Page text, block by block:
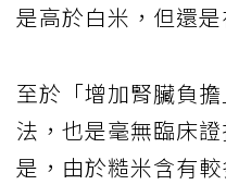
是高於白米，但還是
至於「增加腎臟負
法，也是毫無臨床
是，由於糙米含有